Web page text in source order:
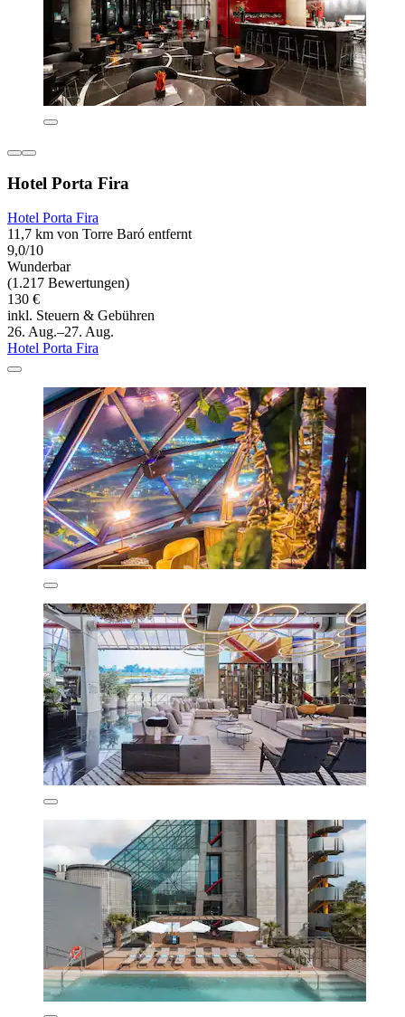
Hotel Porta Fira
Hotel Porta Fira
11,7 km von Torre Baró entfernt
9,0/10
Wunderbar
(1.217 Bewertungen)
130 €
inkl. Steuern & Gebühren
26. Aug.–27. Aug.
Hotel Porta Fira